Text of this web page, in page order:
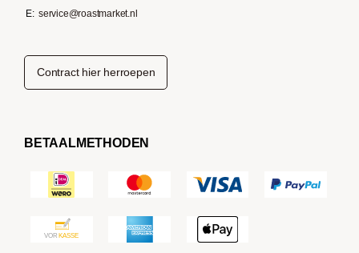
E: service@roastmarket.nl
Contract hier herroepen
BETAALMETHODEN